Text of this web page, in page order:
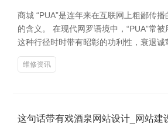
商城 “PUA”是连年来在互联网上粗鄙传
的含义。 在现代网罗语境中，“PUA”常
这种行径时时带有昭彰的功利性，衰退
维修资讯
这句话带有戏酒泉网站设计_网站